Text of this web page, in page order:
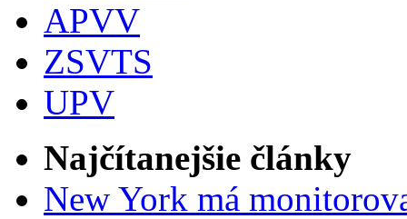
APVV
ZSVTS
UPV
Najčítanejšie články
New York má